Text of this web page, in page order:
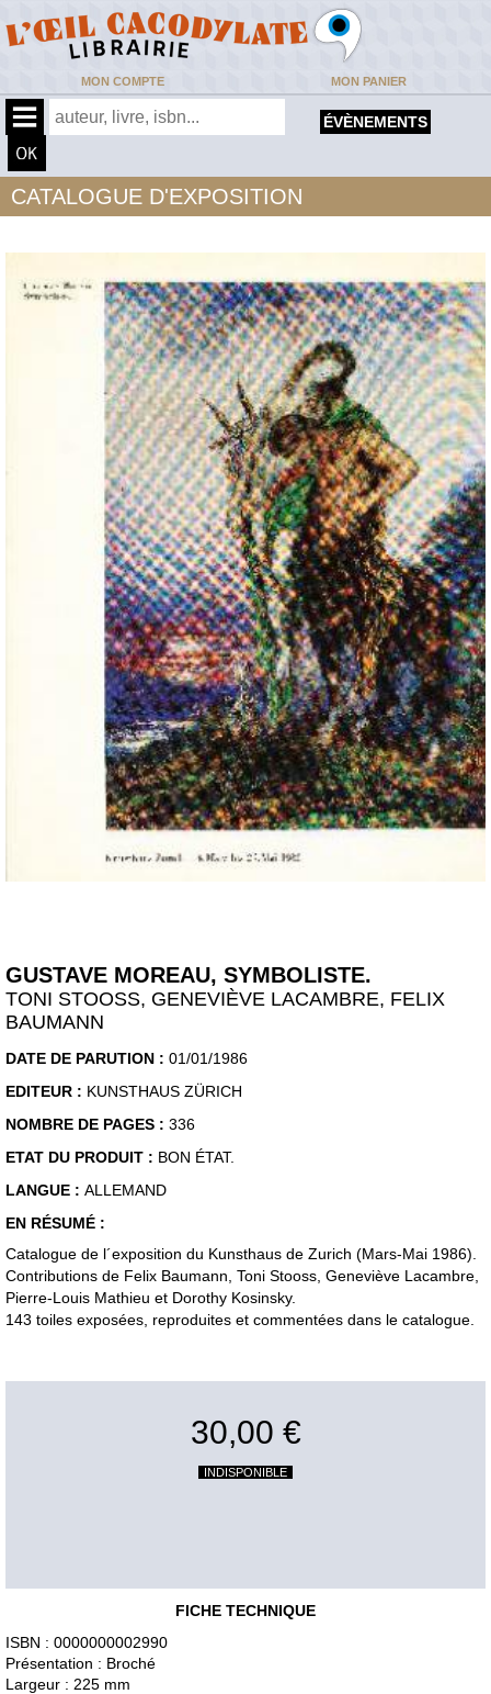
MON COMPTE MON PANIER
ÉVÈNEMENTS
CATALOGUE D'EXPOSITION
GUSTAVE MOREAU, SYMBOLISTE.
TONI STOOSS, GENEVIÈVE LACAMBRE, FELIX
BAUMANN
DATE DE PARUTION : 01/01/1986
EDITEUR : KUNSTHAUS ZÜRICH
NOMBRE DE PAGES : 336
ETAT DU PRODUIT : BON ÉTAT.
LANGUE : ALLEMAND
EN RÉSUMÉ :
Catalogue de l´exposition du Kunsthaus de Zurich (Mars-Mai 1986).
Contributions de Felix Baumann, Toni Stooss, Geneviève Lacambre,
Pierre-Louis Mathieu et Dorothy Kosinsky.
143 toiles exposées, reproduites et commentées dans le catalogue.
30,00 €
INDISPONIBLE
FICHE TECHNIQUE
ISBN : 0000000002990
Présentation : Broché
Largeur : 225 mm